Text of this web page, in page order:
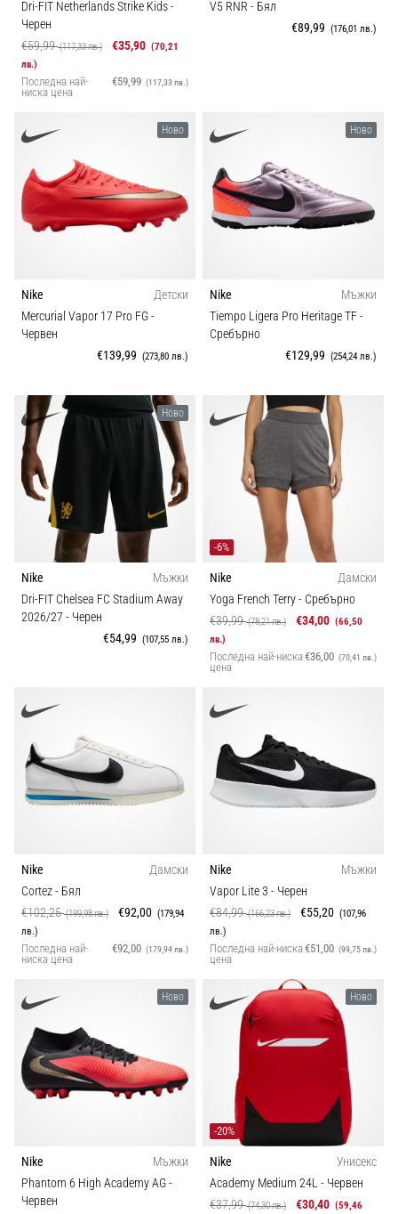
1 мин. четене
Nike
Phantom
6
новите
футболни
обувки
Nike
Phantom
контрол
мощ
във
Перфектни
за
играчи,
…
Покажи
всички
статии
Комфорт и амортизация
Дисциплина
Кройка
Спецификации
Модел
Игрище
Позиция
Ширина на обувката
Технология
Терен
Вид бягане
Вид обувки
Тегло (гр)
Dri-FIT Netherlands Strike Kids-
Черен
€59,99(117,33 лв.) €35,90 (70,21
лв.)
Последна най-
ниска цена
€59,99 (117,33 лв.)
V5 RNR - Бял
€89,99 (176,01 лв.)
Ново
Nike
Детски
Mercurial Vapor 17 Pro FG-
Червен
€139,99 (273,80 лв.)
Ново
Nike
Мъжки
Tiempo Ligera Pro Heritage TF-
Сребърно
€129,99 (254,24 лв.)
Ново
Nike
Мъжки
Dri-FIT Chelsea FC Stadium Away
2026/27 - Черен
€54,99 (107,55 лв.)
-6%
Nike
Дамски
Yoga French Terry- Сребърно
€39,99(78,21 лв.) €34,00 (66,50
лв.)
Последна най-ниска
цена
€36,00 (70,41 лв.)
Nike
Дамски
Cortez- Бял
€102,25(199,98 лв.) €92,00 (179,94
лв.)
Последна най-
ниска цена
€92,00 (179,94 лв.)
Nike
Мъжки
Vapor Lite 3 - Черен
€84,99(166,23 лв.) €55,20 (107,96
лв.)
Последна най-ниска
цена
€51,00 (99,75 лв.)
Ново
Nike
Мъжки
Phantom 6 High Academy AG-
Червен
Ново
-20%
Nike
Унисекс
Academy Medium 24L - Червен
€37,99(74,30 лв.) €30,40 (59,46